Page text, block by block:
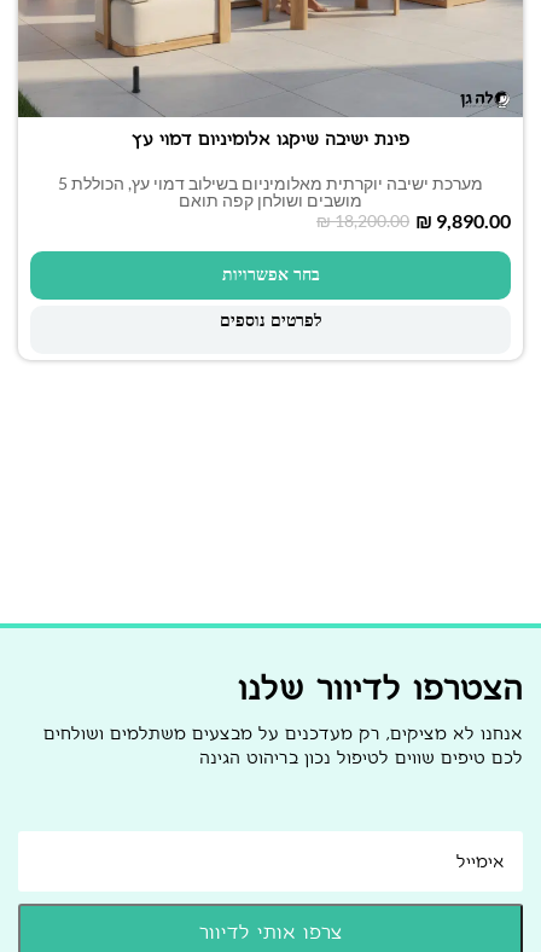
פינת ישיבה שיקגו אלומיניום דמוי עץ
מערכת ישיבה יוקרתית מאלומיניום בשילוב דמוי עץ, הכוללת 5
מושבים ושולחן קפה תואם
₪18,200.00 ₪ 9,890.00
בחר אפשרויות
לפרטים נוספים
הצטרפו לדיוור שלנו
אנחנו לא מציקים, רק מעדכנים על מבצעים משתלמים ושולחים
לכם טיפים שווים לטיפול נכון בריהוט הגינה